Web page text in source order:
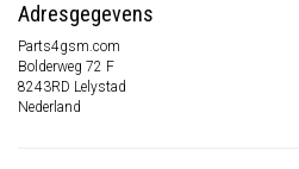
Adresgegevens
Parts4gsm.com
Bolderweg 72 F
8243RD Lelystad
Nederland